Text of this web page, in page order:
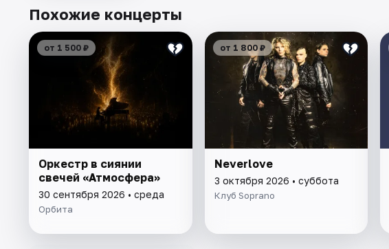
Похожие концерты
от 1 500 ₽
Оркестр в сиянии
свечей «Атмосфера»
30 сентября 2026 • среда
Орбита
от 1 800 ₽
Neverlove
3 октября 2026 • суббота
Клуб Soprano